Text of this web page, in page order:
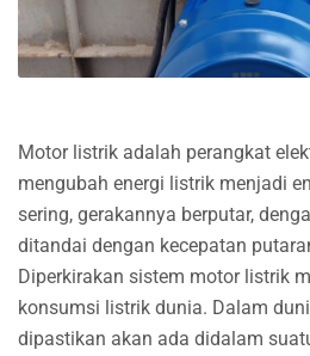
Motor listrik adalah perangkat
mengubah energi listrik menjadi
sering, gerakannya berputar,
ditandai dengan kecepatan
Diperkirakan sistem motor listrik
konsumsi listrik dunia. Dalam
dipastikan akan ada didalam